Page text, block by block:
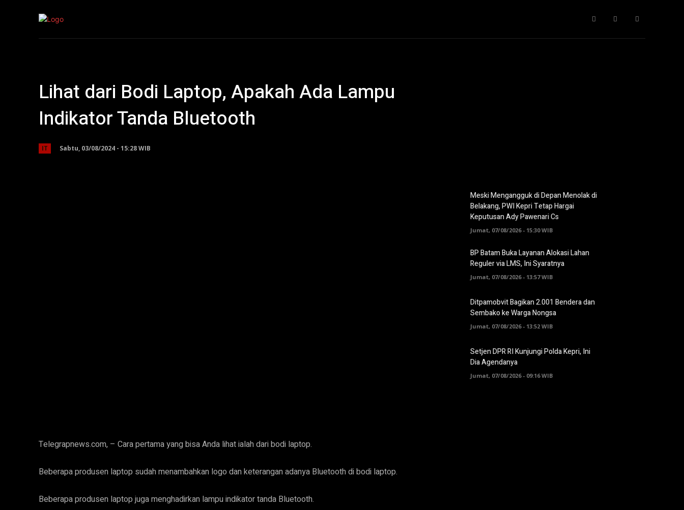
Pendidikan More
Lihat dari Bodi Laptop, Apakah Ada Lampu
Indikator Tanda Bluetooth
IT Sabtu, 03/08/2024 - 15:28 WIB
Telegrapnews.com, – Cara pertama yang bisa Anda lihat ialah dari bodi laptop.
Beberapa produsen laptop sudah menambahkan logo dan keterangan adanya Bluetooth di bodi laptop.
Beberapa produsen laptop juga menghadirkan lampu indikator tanda Bluetooth.
Meski Mengangguk di Depan Menolak di
Belakang, PWI Kepri Tetap Hargai
Keputusan Ady Pawenari Cs
Jumat, 07/08/2026 - 15:30 WIB
BP Batam Buka Layanan Alokasi Lahan
Reguler via LMS, Ini Syaratnya
Jumat, 07/08/2026 - 13:57 WIB
Ditpamobvit Bagikan 2.001 Bendera dan
Sembako ke Warga Nongsa
Jumat, 07/08/2026 - 13:52 WIB
Setjen DPR RI Kunjungi Polda Kepri, Ini
Dia Agendanya
Jumat, 07/08/2026 - 09:16 WIB